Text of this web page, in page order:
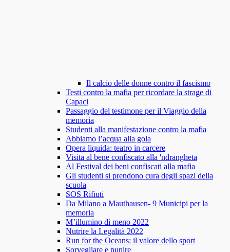
Il calcio delle donne contro il fascismo
Testi contro la mafia per ricordare la strage di
Capaci
Passaggio del testimone per il Viaggio della
memoria
Studenti alla manifestazione contro la mafia
Abbiamo l’acqua alla gola
Opera liquida: teatro in carcere
Visita al bene confiscato alla 'ndrangheta
Al Festival dei beni confiscati alla mafia
Gli studenti si prendono cura degli spazi della
scuola
SOS Rifiuti
Da Milano a Mauthausen- 9 Municipi per la
memoria
M’illumino di meno 2022
Nutrire la Legalità 2022
Run for the Oceans: il valore dello sport
Sorvegliare e punire